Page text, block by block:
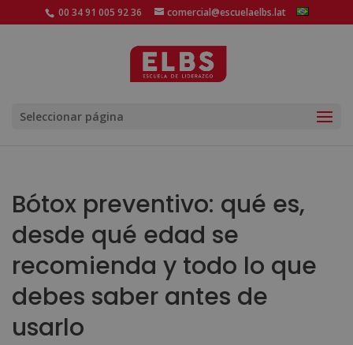
00 34 91 005 92 36 comercial@escuelaelbs.lat
Seleccionar página
Bótox preventivo: qué es,
desde qué edad se
recomienda y todo lo que
debes saber antes de
usarlo